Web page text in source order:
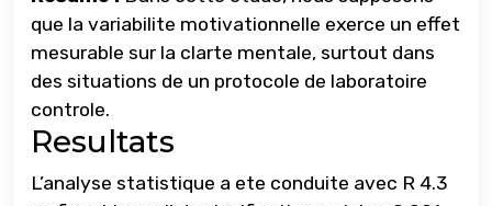
que la variabilite motivationnelle exerce un effet
mesurable sur la clarte mentale, surtout dans
des situations de un protocole de laboratoire
controle.
Resultats
L’analyse statistique a ete conduite avec R 4.3